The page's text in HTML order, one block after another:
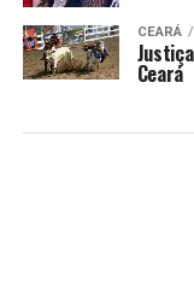
CEARÁ
Ceará